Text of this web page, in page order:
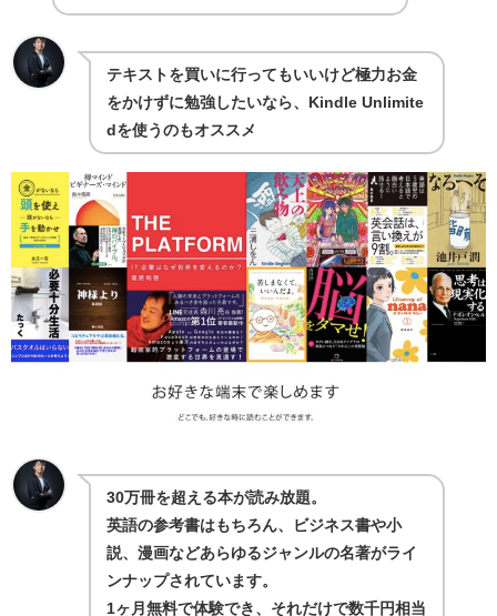
テキストを買いに行ってもいいけど極力お金
をかけずに勉強したいなら、Kindle Unlimite
dを使うのもオススメ
30万冊を超える本が読み放題。
英語の参考書はもちろん、ビジネス書や小
説、漫画などあらゆるジャンルの名著がライ
ンナップされています。
1ヶ月無料で体験でき、それだけで数千円相当